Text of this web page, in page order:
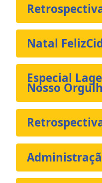
Natal
Especial
Nosso